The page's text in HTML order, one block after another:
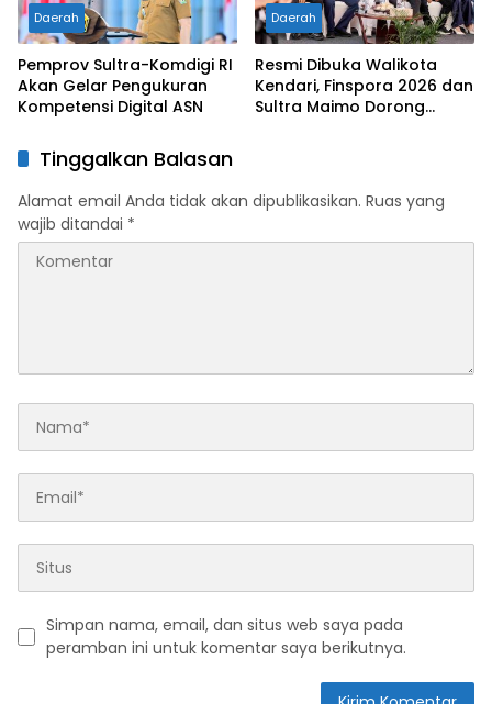
Daerah
Pemprov Sultra-Komdigi RI
Akan Gelar Pengukuran
Kompetensi Digital ASN
Daerah
Resmi Dibuka Walikota
Kendari, Finspora 2026 dan
Sultra Maimo Dorong
Tinggalkan Balasan
Alamat email Anda tidak akan dipublikasikan. Ruas yang
wajib ditandai *
Simpan nama, email, dan situs web saya pada
peramban ini untuk komentar saya berikutnya.